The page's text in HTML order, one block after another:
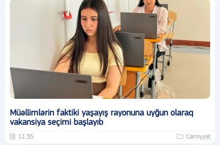
Müəllimlərin faktiki yaşayış rayonuna uyğun olaraq
vakansiya seçimi başlayıb
11:35 Cəmiyyət